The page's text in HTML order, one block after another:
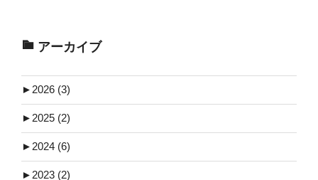
アーカイブ
► 2026 (3)
► 2025 (2)
► 2024 (6)
► 2023 (2)